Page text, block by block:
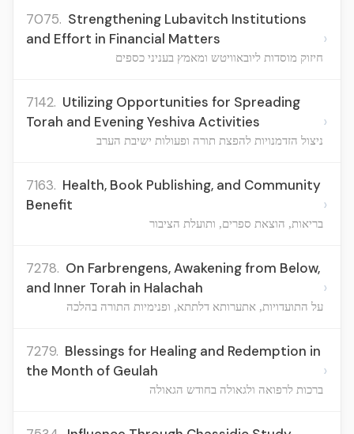
7075. Strengthening Lubavitch Institutions
and Effort in Financial Matters
חיזוק מוסדות ליובאוויטש ומאמץ בעניני כספים
›
7142. Utilizing Opportunities for Spreading
Torah and Evening Yeshiva Activities
ניצול הזדמנויות להפצת תורה ופעולות ישיבת הערב
›
7163. Health, Book Publishing, and Community
Benefit
בריאות, הוצאת ספרים, ותועלת הציבור
›
7278. On Farbrengens, Awakening from Below,
and Inner Torah in Halachah
על התועדויות, אתערותא דלתתא, ופנימיות התורה בהלכה
›
7279. Blessings for Healing and Redemption in
the Month of Geulah
ברכות לרפואה ולגאולה בחודש הגאולה
›